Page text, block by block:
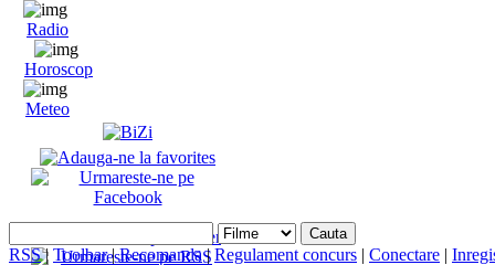
Radio
Horoscop
Meteo
RSS| Toolbar|Recomanda|Regulament concurs | Conectare |